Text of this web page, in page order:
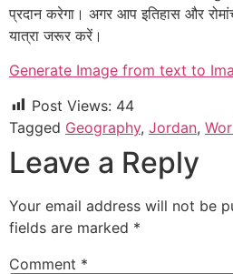
प्रदान करेगा। अगर आप इतिहास और
यात्रा जरूर करें।
Generate Image from text to
Post Views: 44
Tagged Geography, Jordan,
Leave a Reply
Your email address will not be
fields are marked *
Comment *